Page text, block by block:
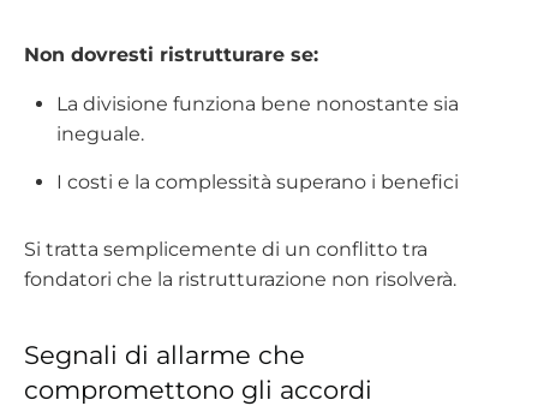
Non dovresti ristrutturare se:
La divisione funziona bene nonostante sia
ineguale.
I costi e la complessità superano i benefici
Si tratta semplicemente di un conflitto tra
fondatori che la ristrutturazione non risolverà.
Segnali di allarme che
compromettono gli accordi